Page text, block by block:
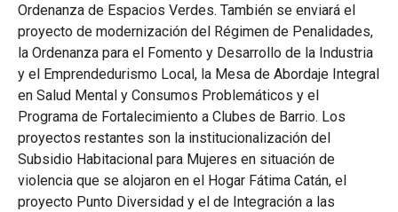
Ordenanza de Espacios Verdes. También se enviará el
proyecto de modernización del Régimen de Penalidades,
la Ordenanza para el Fomento y Desarrollo de la Industria
y el Emprendedurismo Local, la Mesa de Abordaje Integral
en Salud Mental y Consumos Problemáticos y el
Programa de Fortalecimiento a Clubes de Barrio. Los
proyectos restantes son la institucionalización del
Subsidio Habitacional para Mujeres en situación de
violencia que se alojaron en el Hogar Fátima Catán, el
proyecto Punto Diversidad y el de Integración a las